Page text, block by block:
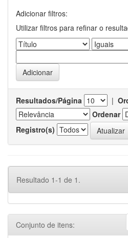
Adicionar filtros:
Utilizar filtros para refinar o
Resultados/Página |
Ordenar
Registro(s)
Resultado 1-1 de 1.
Conjunto de itens: